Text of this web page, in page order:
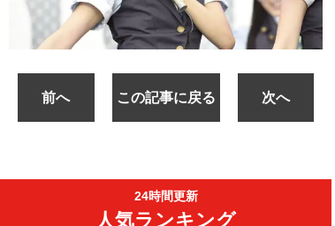
前へ この記事に戻る 次へ
24時間更新
人気ランキング